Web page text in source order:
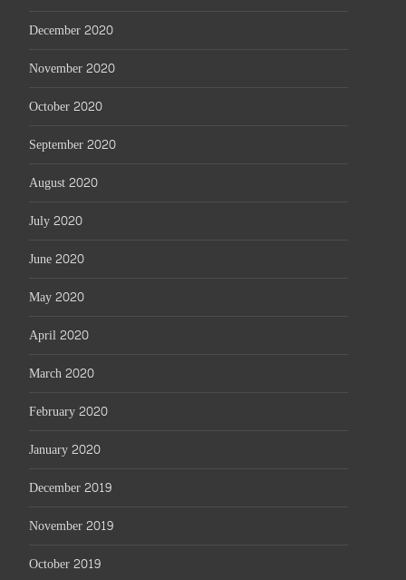
December 2020
November 2020
October 2020
September 2020
August 2020
July 2020
June 2020
May 2020
April 2020
March 2020
February 2020
January 2020
December 2019
November 2019
October 2019